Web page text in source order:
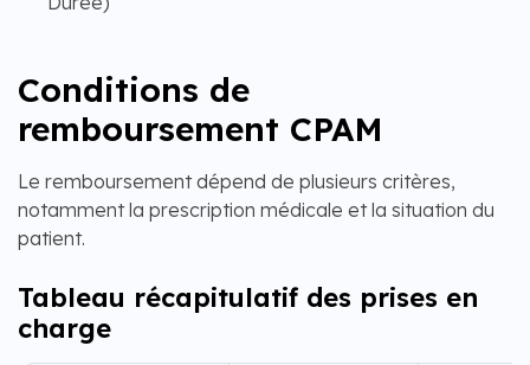
Conditions de
remboursement CPAM
Le remboursement dépend de plusieurs critères,
notamment la prescription médicale et la situation du
patient.
Tableau récapitulatif des prises en
charge